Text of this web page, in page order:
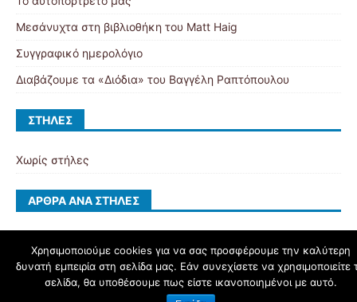
Μεσάνυχτα στη βιβλιοθήκη του Matt Haig
Συγγραφικό ημερολόγιο
Διαβάζουμε τα «Διόδια» του Βαγγέλη Ραπτόπουλου
ΣΤΉΛΕΣ
Χωρίς στήλες
ΆΡΘΡΑ ΑΝΆ ΣΤΉΛΕΣ
schoolpress.sch.gr
Χρησιμοποιούμε cookies για να σας προσφέρουμε την καλύτερη
δυνατή εμπειρία στη σελίδα μας. Εάν συνεχίσετε να χρησιμοποιείτε
σελίδα, θα υποθέσουμε πως είστε ικανοποιημένοι με αυτό.